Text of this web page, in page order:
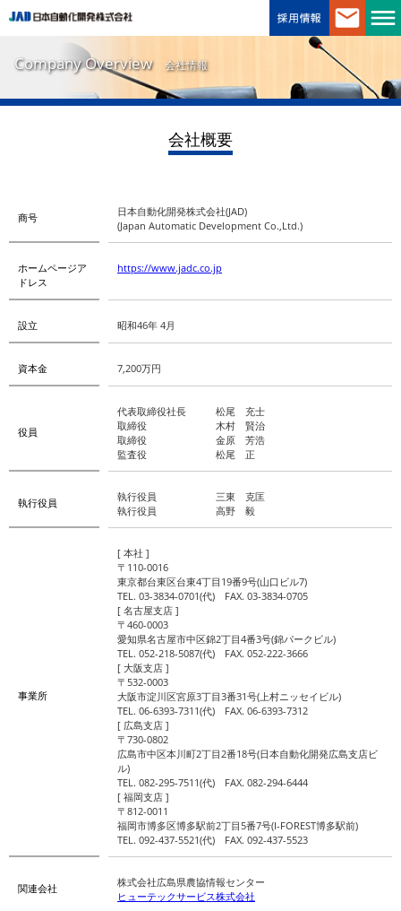
Company Overview 会社情報
会社概要
商号
日本自動化開発株式会社(JAD)
(Japan Automatic Development Co.,Ltd.)
ホームページア
ドレス
https://www.jadc.co.jp
設立 昭和46年 4月
資本金 7,200万円
役員
代表取締役社長
松尾 充士
取締役
木村 賢治
取締役
金原 芳浩
監査役
松尾 正
執行役員 執行役員
三東 克匡
執行役員
高野 毅
事業所
[ 本社 ]
〒110-0016
東京都台東区台東4丁目19番9号(山口ビル7)
TEL. 03-3834-0701(代) FAX. 03-3834-0705
[ 名古屋支店 ]
〒460-0003
愛知県名古屋市中区錦2丁目4番3号(錦パークビル)
TEL. 052-218-5087(代) FAX. 052-222-3666
[ 大阪支店 ]
〒532-0003
大阪市淀川区宮原3丁目3番31号(上村ニッセイビル)
TEL. 06-6393-7311(代) FAX. 06-6393-7312
[ 広島支店 ]
〒730-0802
広島市中区本川町2丁目2番18号(日本自動化開発広島支店ビ
ル)
TEL. 082-295-7511(代) FAX. 082-294-6444
[ 福岡支店 ]
〒812-0011
福岡市博多区博多駅前2丁目5番7号(I-FOREST博多駅前)
TEL. 092-437-5521(代) FAX. 092-437-5523
関連会社
株式会社広島県農協情報センター
ヒューテックサービス株式会社